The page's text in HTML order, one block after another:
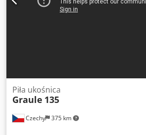
9500 PLN Cena netto: 2270 EUR w
EUR (Ceny mogą się zmieniać wraz z
Czechy 375 km
Piła ukośnica
Graule 135